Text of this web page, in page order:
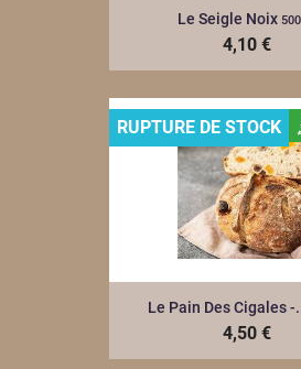
Le Seigle Noix
4,10 €
Le Pain Des Cigales -
4,50 €
RUPTURE DE STOCK